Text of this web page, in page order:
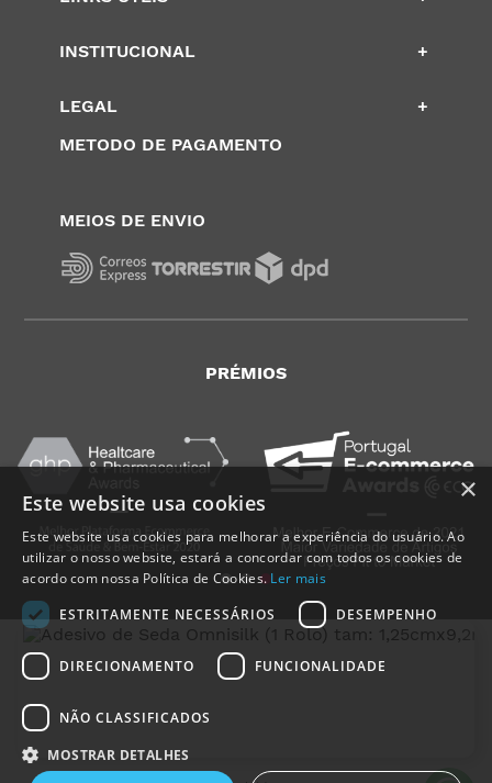
INSTITUCIONAL +
LEGAL
+
METODO DE PAGAMENTO
MEIOS DE ENVIO
PRÉMIOS
MedicalShop - Saúde e Bem-Estar
×
Este website usa cookies
Este website usa cookies para melhorar a experiência do usuário. Ao
utilizar o nosso website, estará a concordar com todos os cookies de
acordo com nossa Política de Cookies. Ler mais
ESTRITAMENTE NECESSÁRIOS
DESEMPENHO
DIRECIONAMENTO FUNCIONALIDADE
NÃO CLASSIFICADOS
MOSTRAR DETALHES